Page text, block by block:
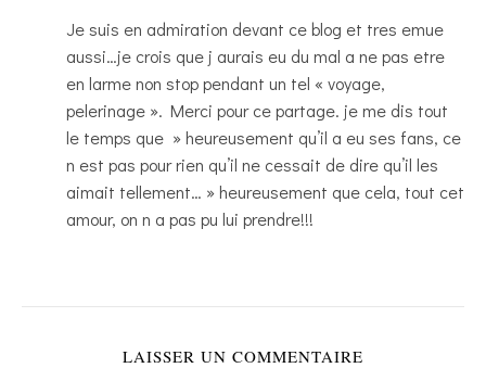
Je suis en admiration devant ce blog et tres emue
aussi…je crois que j aurais eu du mal a ne pas etre
en larme non stop pendant un tel « voyage,
pelerinage ». Merci pour ce partage. je me dis tout
le temps que » heureusement qu’il a eu ses fans, ce
n est pas pour rien qu’il ne cessait de dire qu’il les
aimait tellement… » heureusement que cela, tout cet
amour, on n a pas pu lui prendre!!!
LAISSER UN COMMENTAIRE